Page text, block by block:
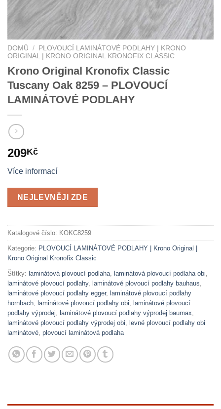
DOMŮ /
PLOVOUCÍ LAMINÁTOVÉ PODLAHY | KRONO
ORIGINAL | KRONO ORIGINAL KRONOFIX CLASSIC
Krono Original Kronofix Classic
Tuscany Oak 8259 – PLOVOUCÍ
LAMINÁTOVÉ PODLAHY
209Kč
Více informací
NEJLEVNĚJI ZDE
Katalogové číslo: KOKC8259
Kategorie: PLOVOUCÍ LAMINÁTOVÉ PODLAHY | Krono Original |
Krono Original Kronofix Classic
Štítky: laminátová plovoucí podlaha laminátová plovoucí podlaha obi
laminátové plovoucí podlahy, laminátové plovoucí podlahy bauhaus
laminátové plovoucí podlahy egger, laminátové plovoucí podlahy
hornbach laminátové plovoucí podlahy obi laminátové plovoucí
podlahy výprodej laminátové plovoucí podlahy výprodej baumax
laminátové plovoucí podlahy výprodej obi levné plovoucí podlahy obi
laminátové plovoucí laminátová podlaha